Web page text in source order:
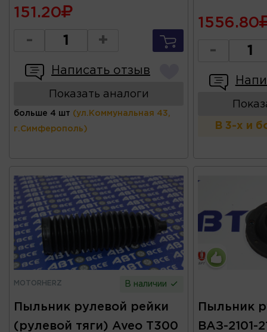
151.20
- +
Написать отзыв
Показать аналоги
больше 4 шт (ул.Коммунальная 43,
г.Симферополь)
1556.80
-
В 3-х и
MOTORHERZ В наличии
Пыльник рулевой рейки
(рулевой тяги) Aveo T300
Пыльник
ВАЗ-2101-